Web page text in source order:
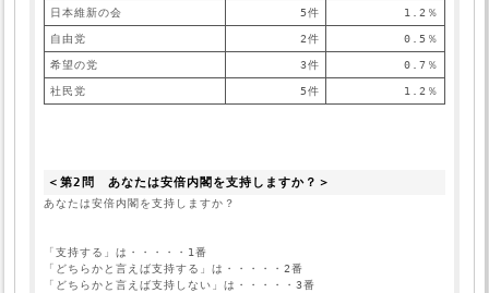
日本維新の会 5件 1.2％
自由党 2件 0.5％
希望の党 3件 0.7％
社民党 5件 1.2％
＜第2問　あなたは安倍内閣を支持しますか？＞
「支持する」は・・・・・1番
「どちらかと言えば支持する」は・・・・・2番
「どちらかと言えば支持しない」は・・・・・3番